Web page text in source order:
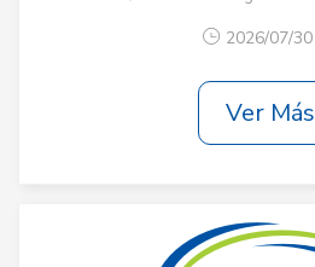
2026/07/30
Ver Más